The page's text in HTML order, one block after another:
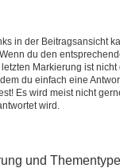
in der Beitragsansicht
du den
Markierung ist
du einfach eine
Es wird meist nicht
wird.
und